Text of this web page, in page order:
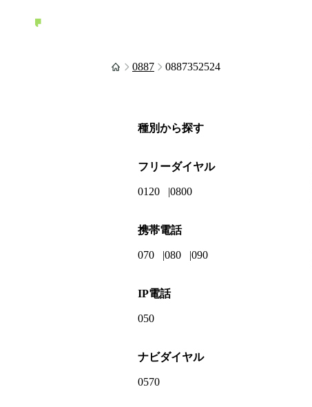
0887 0887352524
種別から探す
フリーダイヤル
0120 0800
携帯電話
070 080 090
IP電話
050
ナビダイヤル
0570